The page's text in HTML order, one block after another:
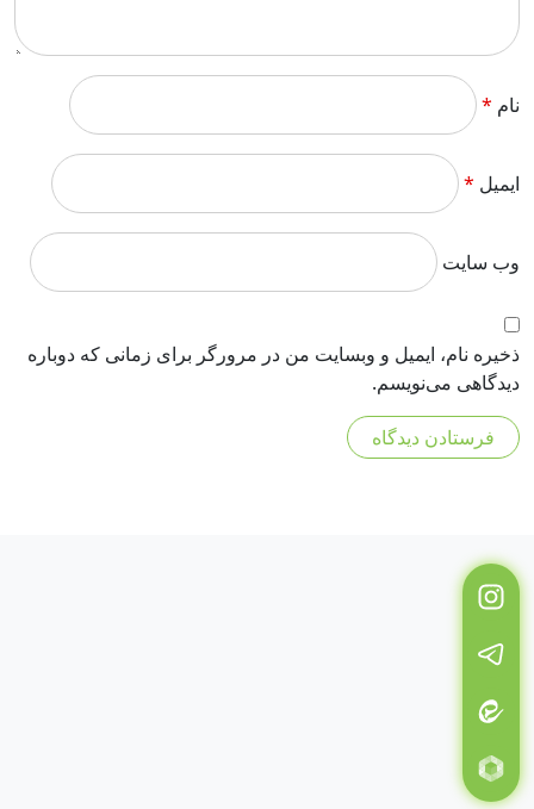
نام *
ایمیل *
وب‌ سایت
ذخیره نام، ایمیل و وبسایت من در مرورگر برای زمانی که دوباره
دیدگاهی می‌نویسم.